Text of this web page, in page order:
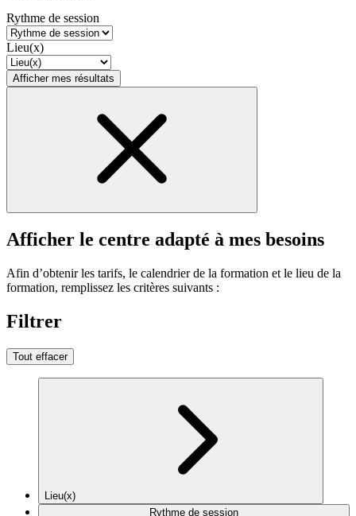
Rythme de session
Lieu(x)
Afficher mes résultats
Afficher le centre adapté à mes besoins
Afin d’obtenir les tarifs, le calendrier de la formation et le lieu de la
formation, remplissez les critères suivants :
Filtrer
Tout effacer
Lieu(x)
Rythme de session